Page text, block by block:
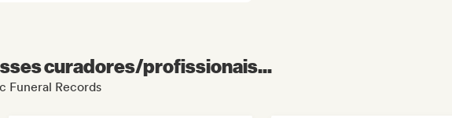
curadores/profissionais...
Funeral Records